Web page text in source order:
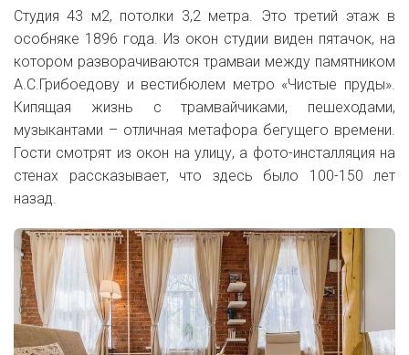
Студия 43 м2, потолки 3,2 метра. Это третий этаж в
особняке 1896 года. Из окон студии виден пятачок, на
котором разворачиваются трамваи между памятником
А.С.Грибоедову и вестибюлем метро «Чистые пруды».
Кипящая жизнь с трамвайчиками, пешеходами,
музыкантами – отличная метафора бегущего времени.
Гости смотрят из окон на улицу, а фото-инсталляция на
стенах рассказывает, что здесь было 100-150 лет
назад.